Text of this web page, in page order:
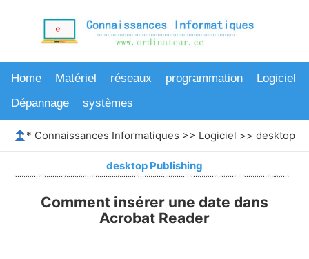
Home Matériel réseaux programmation
Logiciel
Dépannage
systèmes
* Connaissances Informatiques >> Logiciel >> desktop
desktop Publishing
Comment insérer une date dans
Acrobat Reader